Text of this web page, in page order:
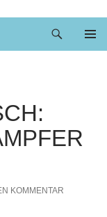
KOMMENTAR